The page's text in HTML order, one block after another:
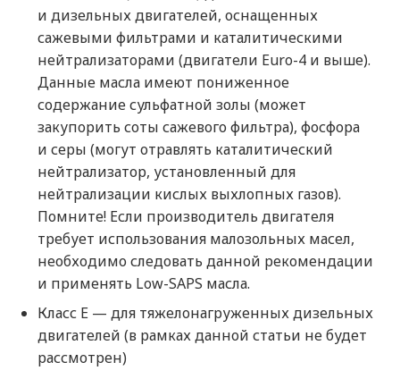
и дизельных двигателей, оснащенных
сажевыми фильтрами и каталитическими
нейтрализаторами (двигатели Euro-4 и выше).
Данные масла имеют пониженное
содержание сульфатной золы (может
закупорить соты сажевого фильтра), фосфора
и серы (могут отравлять каталитический
нейтрализатор, установленный для
нейтрализации кислых выхлопных газов).
Помните! Если производитель двигателя
требует использования малозольных масел,
необходимо следовать данной рекомендации
и применять Low-SAPS масла.
Класс Е — для тяжелонагруженных дизельных
двигателей (в рамках данной статьи не будет
рассмотрен)